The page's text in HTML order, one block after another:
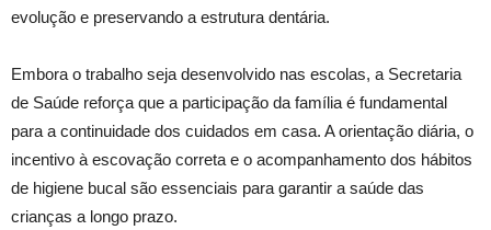
evolução e preservando a estrutura dentária.
Embora o trabalho seja desenvolvido nas escolas, a Secretaria
de Saúde reforça que a participação da família é fundamental
para a continuidade dos cuidados em casa. A orientação diária, o
incentivo à escovação correta e o acompanhamento dos hábitos
de higiene bucal são essenciais para garantir a saúde das
crianças a longo prazo.